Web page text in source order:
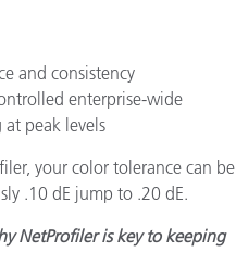
and consistency
enterprise-wide
peak levels
your color tolerance can be
.10 dE jump to .20 dE.
NetProfiler is key to keeping